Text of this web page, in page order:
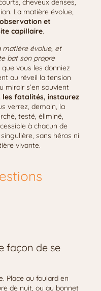
cheveux denses,
La matière évolue,
et
capillaire.
matière évolue, et
bat son propre
vous les donniez
au réveil la tension
miroir s’en souvient
les fatalités, instaurez
verrez, demain, la
testé, éliminé,
à chacun de
sans héros ni
vivante.
façon de se
Place au foulard en
de nuit, ou au bonnet